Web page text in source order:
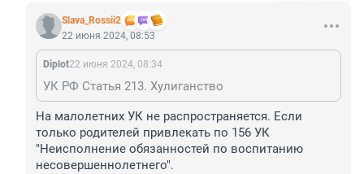
Slava_Rossii2
22 июня 2024, 08:53
Diplot22 июня 2024, 08:34
УК РФ Статья 213. Хулиганство
На малолетних УК не распространяется. Если
только родителей привлекать по 156 УК
"Неисполнение обязанностей по воспитанию
несовершеннолетнего".